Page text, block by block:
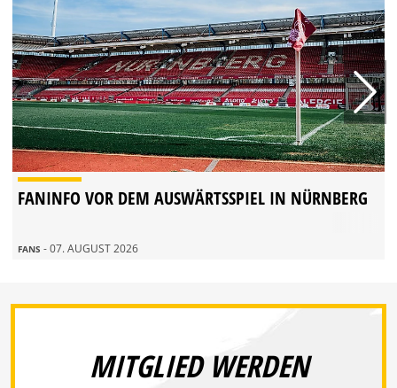
FANINFO VOR DEM AUSWÄRTSSPIEL IN NÜRNBERG
FANS - 07. AUGUST 2026
MITGLIED WERDEN